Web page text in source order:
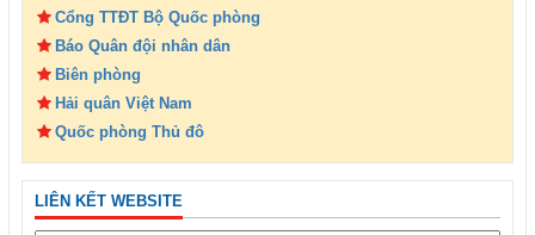
Cổng TTĐT Bộ Quốc phòng
Báo Quân đội nhân dân
Biên phòng
Hải quân Việt Nam
Quốc phòng Thủ đô
LIÊN KẾT WEBSITE